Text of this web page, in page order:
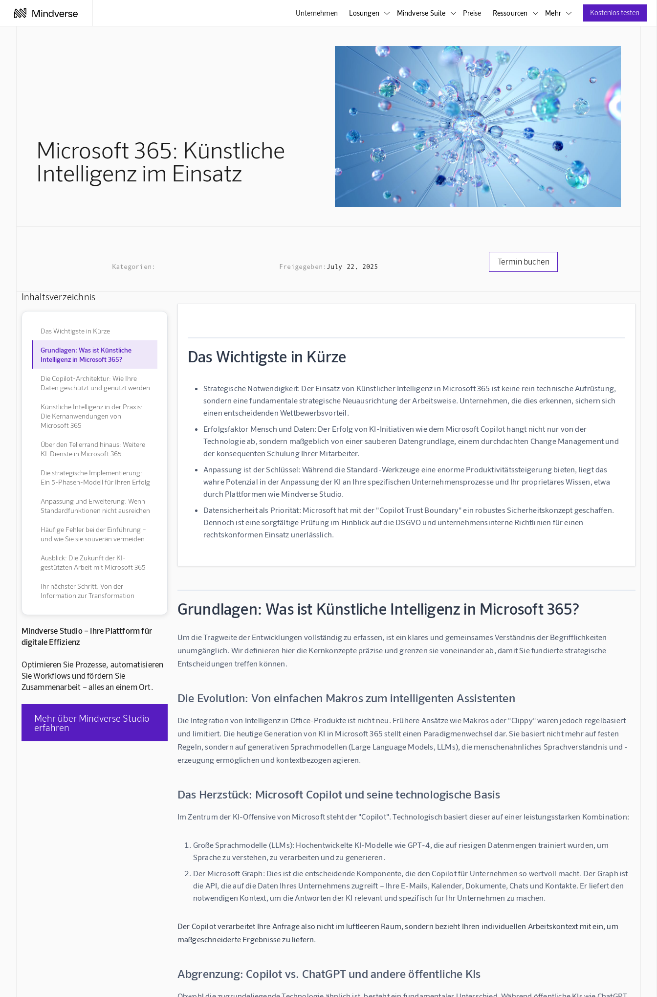
Unternehmen Lösungen  Mindverse Suite  Preise Ressourcen  Mehr  Kostenlos testen
Microsoft 365: Künstliche
Intelligenz im Einsatz
Kategorien: Freigegeben: July 22, 2025
Termin buchen
Inhaltsverzeichnis
Das Wichtigste in Kürze
Grundlagen: Was ist Künstliche
Intelligenz in Microsoft 365?
Die Copilot-Architektur: Wie Ihre
Daten geschützt und genutzt werden
Künstliche Intelligenz in der Praxis:
Die Kernanwendungen von
Microsoft 365
Über den Tellerrand hinaus: Weitere
KI-Dienste in Microsoft 365
Die strategische Implementierung:
Ein 5-Phasen-Modell für Ihren Erfolg
Anpassung und Erweiterung: Wenn
Standardfunktionen nicht ausreichen
Häufige Fehler bei der Einführung –
und wie Sie sie souverän vermeiden
Ausblick: Die Zukunft der KI-
gestützten Arbeit mit Microsoft 365
Ihr nächster Schritt: Von der
Information zur Transformation
Mindverse Studio – Ihre Plattform für
digitale Effizienz
Optimieren Sie Prozesse, automatisieren
Sie Workflows und fördern Sie
Zusammenarbeit – alles an einem Ort.
Mehr über Mindverse Studio
erfahren
Das Wichtigste in Kürze
Strategische Notwendigkeit: Der Einsatz von Künstlicher Intelligenz in Microsoft 365 ist keine rein technische Aufrüstung,
sondern eine fundamentale strategische Neuausrichtung der Arbeitsweise. Unternehmen, die dies erkennen, sichern sich
einen entscheidenden Wettbewerbsvorteil.
Erfolgsfaktor Mensch und Daten: Der Erfolg von KI-Initiativen wie dem Microsoft Copilot hängt nicht nur von der
Technologie ab, sondern maßgeblich von einer sauberen Datengrundlage, einem durchdachten Change Management und
der konsequenten Schulung Ihrer Mitarbeiter.
Anpassung ist der Schlüssel: Während die Standard-Werkzeuge eine enorme Produktivitätssteigerung bieten, liegt das
wahre Potenzial in der Anpassung der KI an Ihre spezifischen Unternehmensprozesse und Ihr proprietäres Wissen, etwa
durch Plattformen wie Mindverse Studio.
Datensicherheit als Priorität: Microsoft hat mit der "Copilot Trust Boundary" ein robustes Sicherheitskonzept geschaffen.
Dennoch ist eine sorgfältige Prüfung im Hinblick auf die DSGVO und unternehmensinterne Richtlinien für einen
rechtskonformen Einsatz unerlässlich.
Grundlagen: Was ist Künstliche Intelligenz in Microsoft 365?
Um die Tragweite der Entwicklungen vollständig zu erfassen, ist ein klares und gemeinsames Verständnis der Begrifflichkeiten
unumgänglich. Wir definieren hier die Kernkonzepte präzise und grenzen sie voneinander ab, damit Sie fundierte strategische
Entscheidungen treffen können.
Die Evolution: Von einfachen Makros zum intelligenten Assistenten
Die Integration von Intelligenz in Office-Produkte ist nicht neu. Frühere Ansätze wie Makros oder "Clippy" waren jedoch regelbasiert
und limitiert. Die heutige Generation von KI in Microsoft 365 stellt einen Paradigmenwechsel dar. Sie basiert nicht mehr auf festen
Regeln, sondern auf generativen Sprachmodellen (Large Language Models, LLMs), die menschenähnliches Sprachverständnis und -
erzeugung ermöglichen und kontextbezogen agieren.
Das Herzstück: Microsoft Copilot und seine technologische Basis
Im Zentrum der KI-Offensive von Microsoft steht der "Copilot". Technologisch basiert dieser auf einer leistungsstarken Kombination:
Große Sprachmodelle (LLMs): Hochentwickelte KI-Modelle wie GPT-4, die auf riesigen Datenmengen trainiert wurden, um
Sprache zu verstehen, zu verarbeiten und zu generieren.
Der Microsoft Graph: Dies ist die entscheidende Komponente, die den Copilot für Unternehmen so wertvoll macht. Der Graph ist
die API, die auf die Daten Ihres Unternehmens zugreift – Ihre E-Mails, Kalender, Dokumente, Chats und Kontakte. Er liefert den
notwendigen Kontext, um die Antworten der KI relevant und spezifisch für Ihr Unternehmen zu machen.
Der Copilot verarbeitet Ihre Anfrage also nicht im luftleeren Raum, sondern bezieht Ihren individuellen Arbeitskontext mit ein, um
maßgeschneiderte Ergebnisse zu liefern.
Abgrenzung: Copilot vs. ChatGPT und andere öffentliche KIs